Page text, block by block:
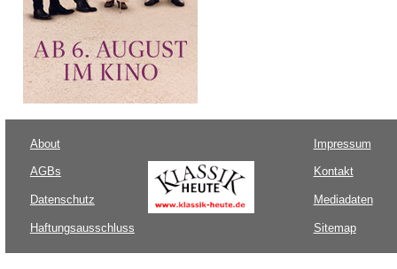
About
AGBs
Datenschutz
Haftungsausschluss
Impressum
Kontakt
Mediadaten
Sitemap